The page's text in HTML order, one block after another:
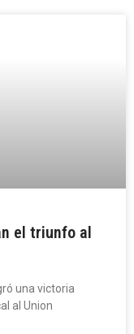
el triunfo al
una victoria
al Union